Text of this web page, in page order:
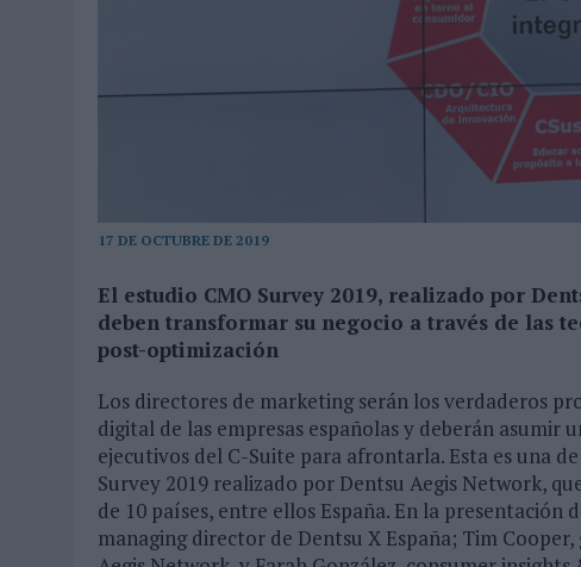
CAPAZ, LA CERVEZA QUE CONVIERTE CADA BOTELLA EN UNA
BABARIA Y MAXIBON SON ‘EL MATCH PERFECTO DEL VERANO’
AUDIBLE REIVINDICA EL PODER TRANSFORMADOR DEL AUDIO
‘VUELVE EL FÚTBOL. VUELVE A SOÑAR’, DE VML PARA MOVISTAR
MOVISTAR APELA A LA ILUSIÓN DE LAS AFICIONES PARA EL
06/08/2026 | SIETE DE CADA DIEZ EMPRESAS ESPAÑOLAS NO INTEGRAN LA
17 DE OCTUBRE DE 2019
El estudio CMO Survey 2019, realizado por
deben transformar su negocio a través de las
post-optimización
Los directores de marketing serán los verdaderos
digital de las empresas españolas y deberán
ejecutivos del C-Suite para afrontarla. Esta es una
Survey 2019 realizado por Dentsu Aegis Network,
de 10 países, entre ellos España. En la
managing director de Dentsu X España; Tim